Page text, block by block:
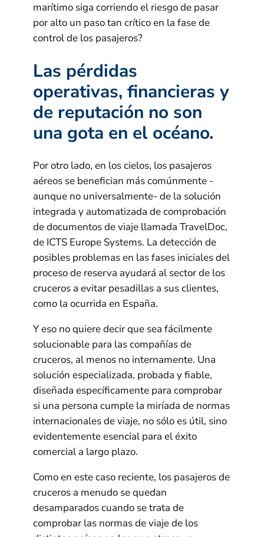
marítimo siga corriendo el riesgo de pasar
por alto un paso tan crítico en la fase de
control de los pasajeros?
Las pérdidas
operativas, financieras y
de reputación no son
una gota en el océano.
Por otro lado, en los cielos, los pasajeros
aéreos se benefician más comúnmente -
aunque no universalmente- de la solución
integrada y automatizada de comprobación
de documentos de viaje llamada TravelDoc,
de ICTS Europe Systems. La detección de
posibles problemas en las fases iniciales del
proceso de reserva ayudará al sector de los
cruceros a evitar pesadillas a sus clientes,
como la ocurrida en España.
Y eso no quiere decir que sea fácilmente
solucionable para las compañías de
cruceros, al menos no internamente. Una
solución especializada, probada y fiable,
diseñada específicamente para comprobar
si una persona cumple la miríada de normas
internacionales de viaje, no sólo es útil, sino
evidentemente esencial para el éxito
comercial a largo plazo.
Como en este caso reciente, los pasajeros de
cruceros a menudo se quedan
desamparados cuando se trata de
comprobar las normas de viaje de los